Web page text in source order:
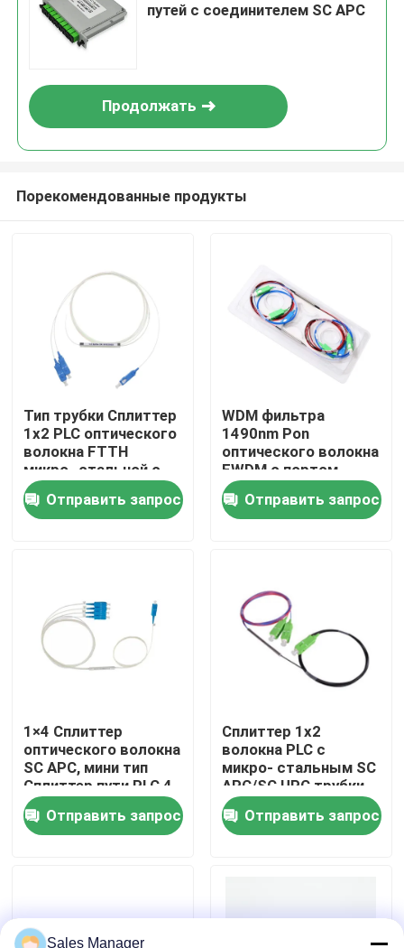
Главная страница
Продукция
О Компании
контроль качества
Отправить запрос
Гибкий провод кабеля волокна
путей с соединителем SC APC
Продолжать
Порекомендованные продукты
Тип трубки Сплиттер
1x2 PLC оптического
волокна FTTH
микро- стальной с
соединителем SC
Отправить запрос
WDM фильтра
1490nm Pon
оптического волокна
FWDM с портом
Tx1550nm CATV
Отправить запрос
1×4 Сплиттер
оптического волокна
SC APC, мини тип
Сплиттер пути PLC 4
для кабельного
телевидения
Отправить запрос
Сплиттер 1x2
волокна PLC с
микро- стальным SC
APC/SC UPC трубки
Отправить запрос
Sales Manager